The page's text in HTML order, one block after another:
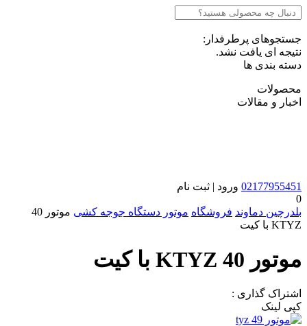
جستجوهای پرطرفدار:
نتیجه ای یافت نشد.
دسته بندی ها
محصولات
اخبار و مقالات
02177955451 ورود | ثبت نام
0
بلدرچین دماوند فروشگاه موتور دستگاه جوجه کشی
موتور 40
KTYZ با کیت
موتور 40 KTYZ با کیت
اشتراک گذاری :
کپی لینک